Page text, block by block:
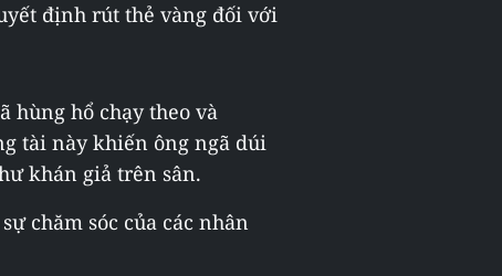
định rút thẻ vàng đối với
hùng hổ chạy theo và
tài này khiến ông ngã dúi
khán giả trên sân.
chăm sóc của các nhân